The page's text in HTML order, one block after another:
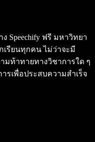
Speechify ฟรี มหาวิทยา
รียนทุกคน ไม่ว่าจะมี
มท้าทายทางวิชาการใด ๆ
รเพื่อประสบความสำเร็จ